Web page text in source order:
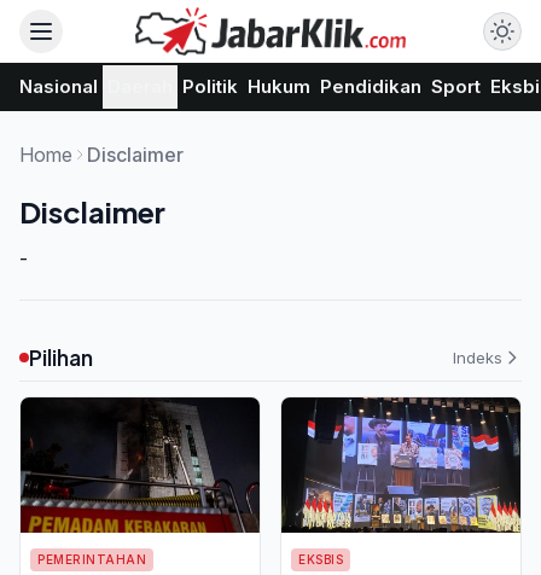
Nasional Politik Hukum Pendidikan Sport
Home Disclaimer
Disclaimer
-
Pilihan Indeks
PEMERINTAHAN EKSBIS